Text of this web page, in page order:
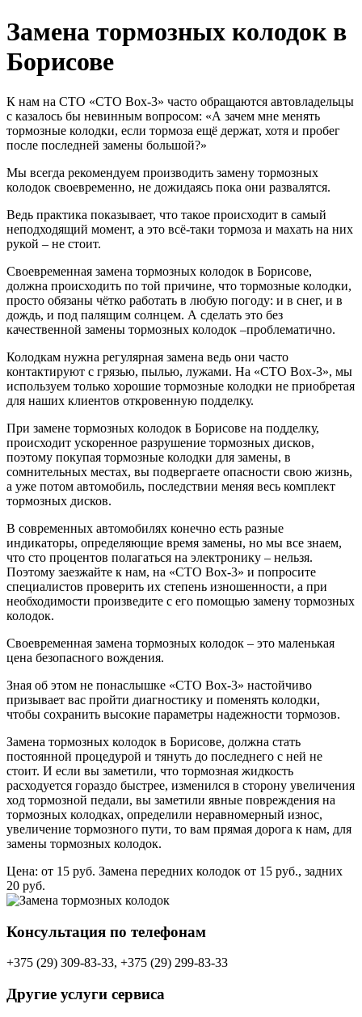
Замена тормозных колодок в
Борисове
К нам на СТО «СТО Box-3» часто обращаются автовладельцы
с казалось бы невинным вопросом: «А зачем мне менять
тормозные колодки, если тормоза ещё держат, хотя и пробег
после последней замены большой?»
Мы всегда рекомендуем производить замену тормозных
колодок своевременно, не дожидаясь пока они развалятся.
Ведь практика показывает, что такое происходит в самый
неподходящий момент, а это всё-таки тормоза и махать на них
рукой – не стоит.
Своевременная замена тормозных колодок в Борисове,
должна происходить по той причине, что тормозные колодки,
просто обязаны чётко работать в любую погоду: и в снег, и в
дождь, и под палящим солнцем. А сделать это без
качественной замены тормозных колодок –проблематично.
Колодкам нужна регулярная замена ведь они часто
контактируют с грязью, пылью, лужами. На «СТО Box-3», мы
используем только хорошие тормозные колодки не приобретая
для наших клиентов откровенную подделку.
При замене тормозных колодок в Борисове на подделку,
происходит ускоренное разрушение тормозных дисков,
поэтому покупая тормозные колодки для замены, в
сомнительных местах, вы подвергаете опасности свою жизнь,
а уже потом автомобиль, последствии меняя весь комплект
тормозных дисков.
В современных автомобилях конечно есть разные
индикаторы, определяющие время замены, но мы все знаем,
что сто процентов полагаться на электронику – нельзя.
Поэтому заезжайте к нам, на «СТО Box-3» и попросите
специалистов проверить их степень изношенности, а при
необходимости произведите с его помощью замену тормозных
колодок.
Своевременная замена тормозных колодок – это маленькая
цена безопасного вождения.
Зная об этом не понаслышке «СТО Box-3» настойчиво
призывает вас пройти диагностику и поменять колодки,
чтобы сохранить высокие параметры надежности тормозов.
Замена тормозных колодок в Борисове, должна стать
постоянной процедурой и тянуть до последнего с ней не
стоит. И если вы заметили, что тормозная жидкость
расходуется гораздо быстрее, изменился в сторону увеличения
ход тормозной педали, вы заметили явные повреждения на
тормозных колодках, определили неравномерный износ,
увеличение тормозного пути, то вам прямая дорога к нам, для
замены тормозных колодок.
Цена: от 15 руб. Замена передних колодок от 15 руб., задних
20 руб.
Консультация по телефонам
+375 (29) 309-83-33, +375 (29) 299-83-33
Другие услуги сервиса